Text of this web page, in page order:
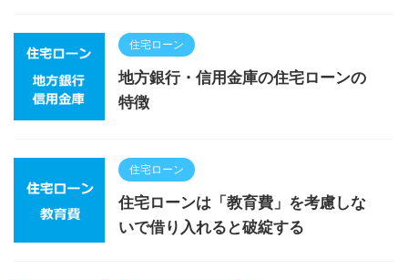
住宅ローン
地方銀行・信用金庫の住宅ローンの
特徴
住宅ローン
住宅ローンは「教育費」を考慮しな
いで借り入れると破綻する